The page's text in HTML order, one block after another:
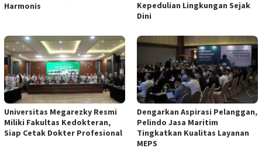
Harmonis
Kepedulian Lingkungan Sejak
Dini
Universitas Megarezky Resmi
Miliki Fakultas Kedokteran,
Siap Cetak Dokter Profesional
Dengarkan Aspirasi Pelanggan,
Pelindo Jasa Maritim
Tingkatkan Kualitas Layanan
MEPS